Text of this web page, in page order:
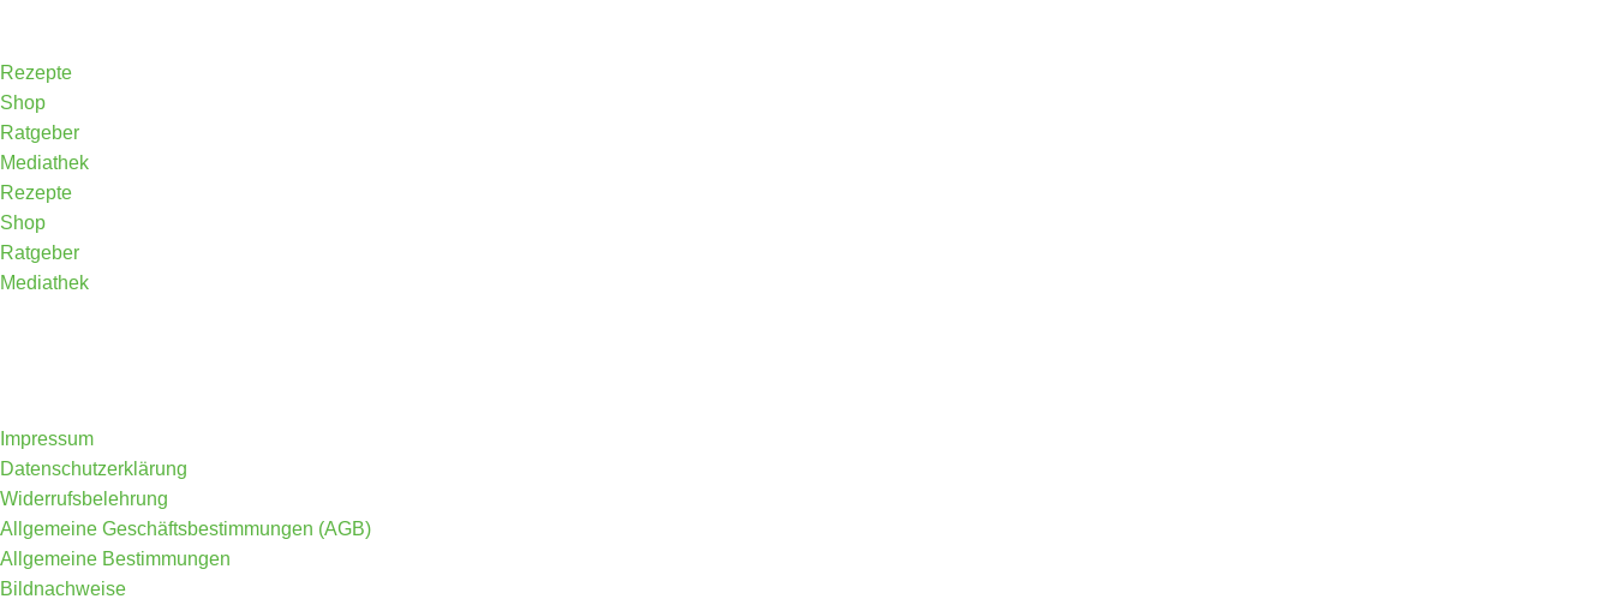
Rezepte
Shop
Ratgeber
Mediathek
Rezepte
Shop
Ratgeber
Mediathek
Impressum
Datenschutzerklärung
Widerrufsbelehrung
Allgemeine Geschäftsbestimmungen (AGB)
Allgemeine Bestimmungen
Bildnachweise